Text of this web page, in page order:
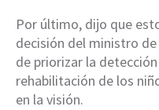
Por último, dijo que
decisión del ministro
de priorizar la
rehabilitación de los
en la visión.